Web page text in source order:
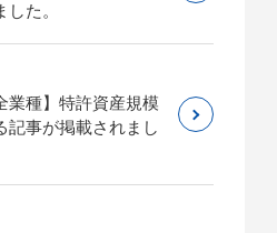
た。
業種】特許資産規模
記事が掲載されまし